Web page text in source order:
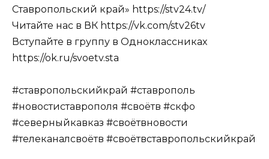
Ставропольский край» https://stv24.tv/
Читайте нас в ВК https://vk.com/stv26tv
Вступайте в группу в Одноклассниках
https://ok.ru/svoetv.sta
#ставропольскийкрай #ставрополь
#новостиставрополя #своётв #скфо
#северныйкавказ #своётвновости
#телеканалсвоётв #своётвставропольскийкрай